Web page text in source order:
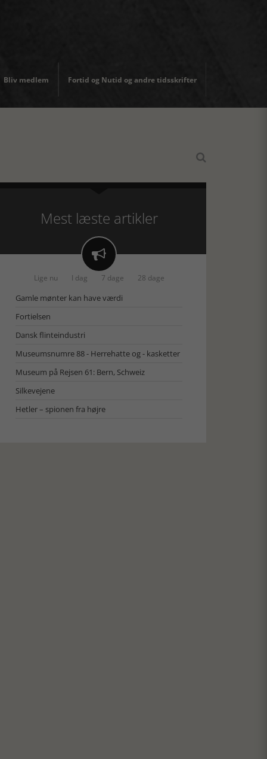
Bliv medlem Fortid og Nutid og andre tidsskrifter

Mest læste artikler

Lige nu I dag 7 dage 28 dage
Gamle mønter kan have værdi
Fortielsen
Dansk flinteindustri
Museumsnumre 88 - Herrehatte og - kasketter
Museum på Rejsen 61: Bern, Schweiz
Silkevejene
Hetler – spionen fra højre